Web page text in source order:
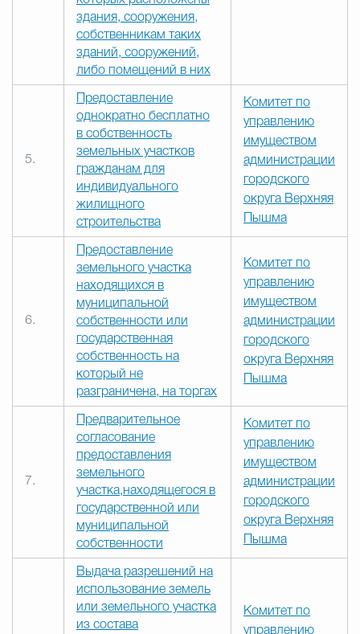
здания, сооружения,
собственникам таких
зданий, сооружений,
либо помещений в них
5.
Предоставление
однократно бесплатно
в собственность
земельных участков
гражданам для
индивидуального
жилищного
строительства
Комитет по
управлению
имуществом
администрации
городского
округа Верхняя
Пышма
6.
Предоставление
земельного участка
находящихся в
муниципальной
собственности или
государственная
собственность на
который не
разграничена, на торгах
Комитет по
управлению
имуществом
администрации
городского
округа Верхняя
Пышма
7.
Предварительное
согласование
предоставления
земельного
участка,находящегося в
государственной или
муниципальной
собственности
Комитет по
управлению
имуществом
администрации
городского
округа Верхняя
Пышма
Выдача разрешений на
использование земель
или земельного участка
из состава
Комитет по
управлению